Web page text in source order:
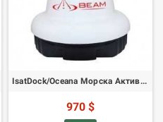
IsatDock/Oceana Морска Активна Антена
970 $